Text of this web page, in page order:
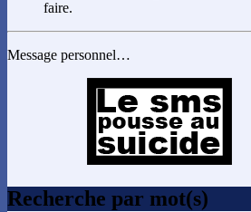
faire.
Message personnel…
Recherche par mot(s)